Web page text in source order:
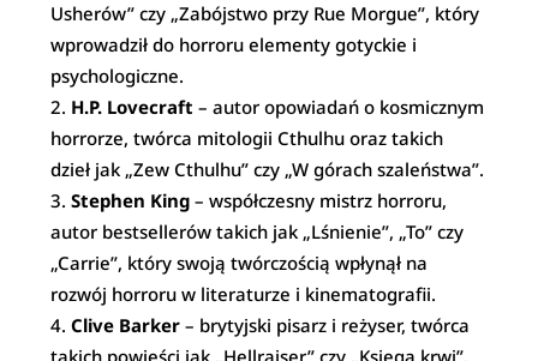
Usherów” czy „Zabójstwo przy Rue Morgue”, który
wprowadził do horroru elementy gotyckie i
psychologiczne.
H.P. Lovecraft – autor opowiadań o kosmicznym
horrorze, twórca mitologii Cthulhu oraz takich
dzieł jak „Zew Cthulhu” czy „W górach szaleństwa”.
Stephen King – współczesny mistrz horroru,
autor bestsellerów takich jak „Lśnienie”, „To” czy
„Carrie”, który swoją twórczością wpłynął na
rozwój horroru w literaturze i kinematografii.
Clive Barker – brytyjski pisarz i reżyser, twórca
takich powieści jak „Hellraiser” czy „Księga krwi”,